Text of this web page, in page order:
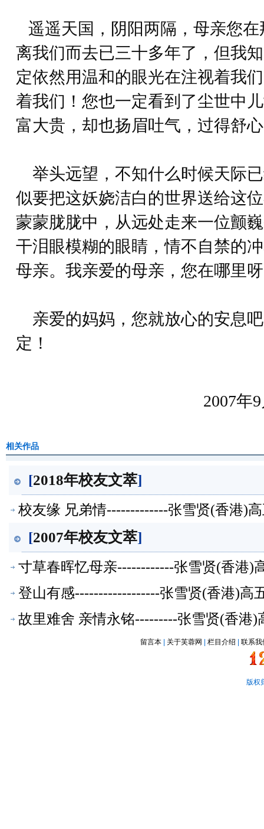
遥遥天国，阴阳两隔，母亲您
离我们而去已三十多年了，但我
定依然用温和的眼光在注视着我
着我们！您也一定看到了尘世中
富大贵，却也扬眉吐气，过得舒
举头远望，不知什么时候天际
似要把这妖娆洁白的世界送给这
蒙蒙胧胧中，从远处走来一位颤
干泪眼模糊的眼睛，情不自禁的
母亲。我亲爱的母亲，您在哪里
亲爱的妈妈，您就放心的安息
定！
2007年
相关作品
[2018年校友文萃]
校友缘 兄弟情-------------张雪贤(香港)
[2007年校友文萃]
寸草春晖忆母亲------------张雪贤(香港)
登山有感------------------张雪贤(香港)高
故里难舍 亲情永铭---------张雪贤(香港)
留言本| 关于芙蓉网 栏目介绍 联系我
版权